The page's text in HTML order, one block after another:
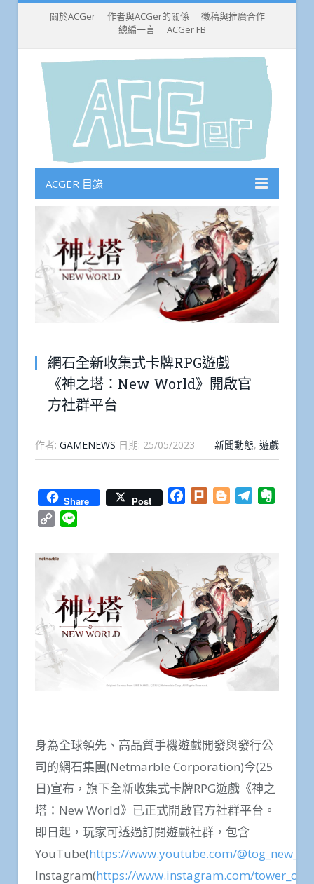
關於ACGer 作者與ACGer的關係
徵稿與推廣合作
總編一言
ACGer FB
ACGER 目錄
網石全新收集式卡牌RPG遊戲
《神之塔：New World》開啟官
方社群平台
作者: GAMENEWS 日期: 25/05/2023 新聞動態, 遊戲
Share Post Facebook
Plurk BloggerTelegram
Copy
身為全球領先、高品質手機遊戲開發與發行公
司的網石集團(Netmarble Corporation)今(25
日)宣布，旗下全新收集式卡牌RPG遊戲《神之
塔：New World》已正式開啟官方社群平台。
即日起，玩家可透過訂閱遊戲社群，包含
YouTube(https://www.youtube.com/
Instagram(https://www.instagram.com/